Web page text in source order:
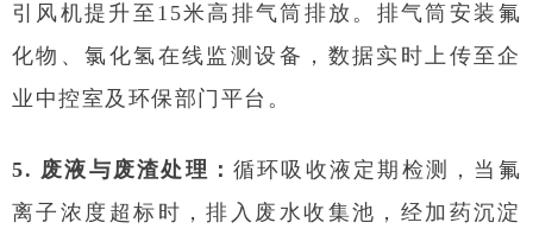
引风机提升至15米高排气筒排放。排气筒安装氟
化物、氯化氢在线监测设备，数据实时上传至企
业中控室及环保部门平台。
5. 废液与废渣处理：循环吸收液定期检测，当氟
离子浓度超标时，排入废水收集池，经加药沉淀